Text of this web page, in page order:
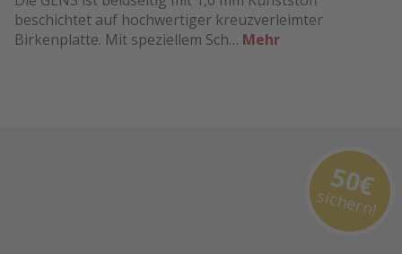
beschichtet auf hochwertiger kreuzverleimter
Birkenplatte. Mit speziellem Sch… Mehr
50€
sichern!